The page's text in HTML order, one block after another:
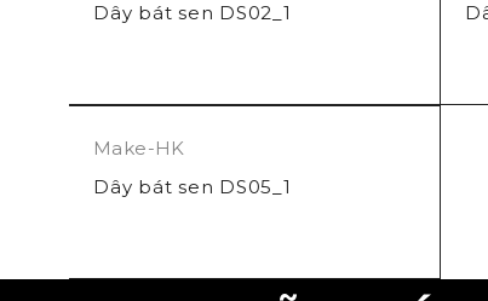
Dây bát sen DS02_1
Make-HK
Dây bát sen DS05_1